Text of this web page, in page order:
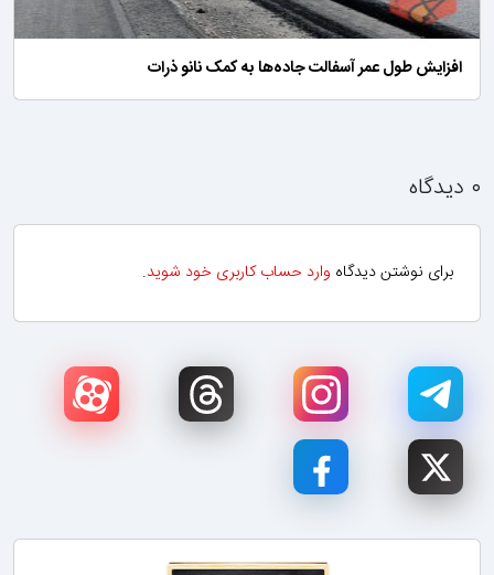
افزایش طول عمر آسفالت جاده‌ها به کمک نانو ذرات
۰ دیدگاه
برای نوشتن دیدگاه وارد حساب کاربری خود شوید.